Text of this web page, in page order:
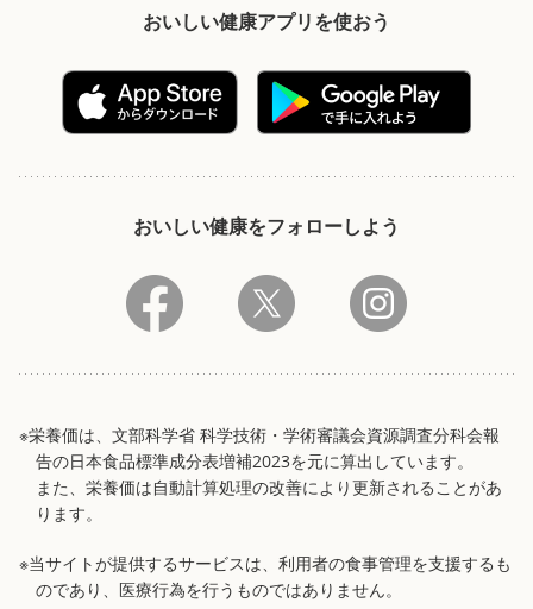
おいしい健康アプリを使おう
おいしい健康をフォローしよう
※栄養価は、文部科学省 科学技術・学術審議会資源調査分科会報
告の日本食品標準成分表増補2023を元に算出しています。
また、栄養価は自動計算処理の改善により更新されることがあ
ります。
※当サイトが提供するサービスは、利用者の食事管理を支援するも
のであり、医療行為を行うものではありません。